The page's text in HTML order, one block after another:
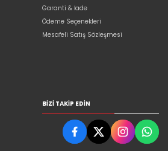
Garanti & İade
Ödeme Seçenekleri
Mesafeli Satış Sözleşmesi
BIZI TAKIP EDIN